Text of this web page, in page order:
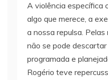
A violência específica
algo que merece, a
a nossa repulsa.
não se pode
programada e
Rogério teve